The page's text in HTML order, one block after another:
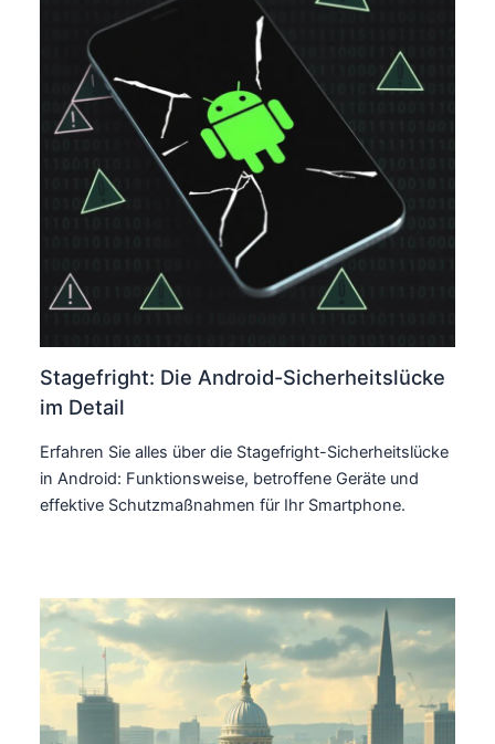
Stagefright: Die Android-Sicherheitslücke
im Detail
Erfahren Sie alles über die Stagefright-Sicherheitslücke
in Android: Funktionsweise, betroffene Geräte und
effektive Schutzmaßnahmen für Ihr Smartphone.